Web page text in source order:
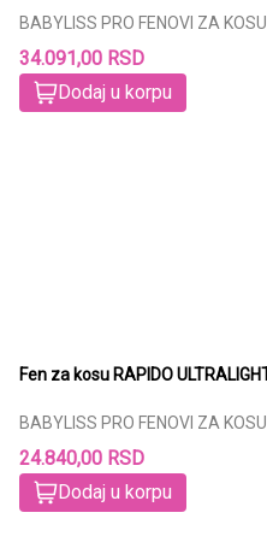
BABYLISS PRO FENOVI ZA KOSU
34.091,00 RSD
Dodaj u korpu
BABYLISS PRO FENOVI ZA KOSU
24.840,00 RSD
Dodaj u korpu